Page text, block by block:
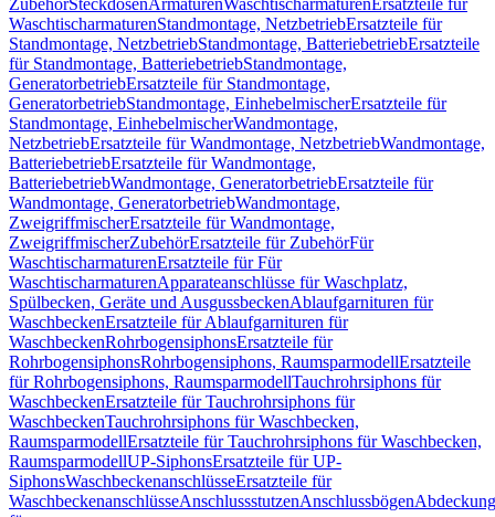
ZubehörSteckdosenArmaturenWaschtischarmaturen Ersatzteile für
WaschtischarmaturenStandmontage, NetzbetriebErsatzteile für
Standmontage, NetzbetriebStandmontage, BatteriebetriebErsatzteile
für Standmontage, BatteriebetriebStandmontage,
GeneratorbetriebErsatzteile für Standmontage,
GeneratorbetriebStandmontage, EinhebelmischerErsatzteile für
Standmontage, EinhebelmischerWandmontage,
NetzbetriebErsatzteile für Wandmontage, NetzbetriebWandmontage,
BatteriebetriebErsatzteile für Wandmontage,
BatteriebetriebWandmontage, GeneratorbetriebErsatzteile für
Wandmontage, GeneratorbetriebWandmontage,
ZweigriffmischerErsatzteile für Wandmontage,
ZweigriffmischerZubehörErsatzteile für ZubehörFür
WaschtischarmaturenErsatzteile für Für
WaschtischarmaturenApparateanschlüsse für Waschplatz,
Spülbecken, Geräte und AusgussbeckenAblaufgarnituren für
WaschbeckenErsatzteile für Ablaufgarnituren für
WaschbeckenRohrbogensiphonsErsatzteile für
RohrbogensiphonsRohrbogensiphons, RaumsparmodellErsatzteile
für Rohrbogensiphons, RaumsparmodellTauchrohrsiphons für
WaschbeckenErsatzteile für Tauchrohrsiphons für
WaschbeckenTauchrohrsiphons für Waschbecken,
RaumsparmodellErsatzteile für Tauchrohrsiphons für Waschbecken,
RaumsparmodellUP-SiphonsErsatzteile für UP-
SiphonsWaschbeckenanschlüsseErsatzteile für
WaschbeckenanschlüsseAnschlussstutzenAnschlussbögen